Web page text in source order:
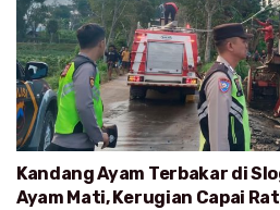
Kandang Ayam Terbakar di
Ayam Mati, Kerugian Capai